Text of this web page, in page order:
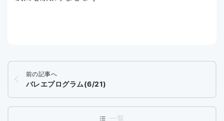
前の記事へ
バレエプログラム(6/21)